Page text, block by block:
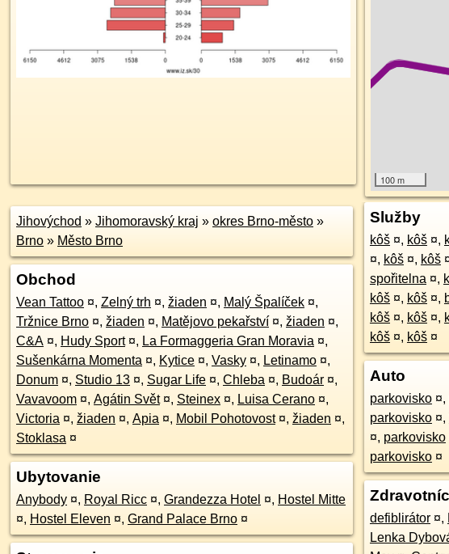
100 m
Jihovýchod » Jihomoravský kraj » okres Brno-město »
Brno » Město Brno
Obchod
Vean Tattoo ¤, Zelný trh ¤, žiaden ¤, Malý Špalíček ¤,
Tržnice Brno ¤, žiaden ¤, Matějovo pekařství ¤, žiaden ¤,
C&A ¤, Hudy Sport ¤, La Formaggeria Gran Moravia ¤,
Sušenkárna Momenta ¤, Kytice ¤, Vasky ¤, Letinamo ¤,
Donum ¤, Studio 13 ¤, Sugar Life ¤, Chleba ¤, Budoár ¤,
Vavavoom ¤, Agátin Svět ¤, Steinex ¤, Luisa Cerano ¤,
Victoria ¤, žiaden ¤, Apia ¤, Mobil Pohotovost ¤, žiaden ¤,
Stoklasa ¤
Ubytovanie
Anybody ¤, Royal Ricc ¤, Grandezza Hotel ¤, Hostel Mitte
¤, Hostel Eleven ¤, Grand Palace Brno ¤
Služby
kôš ¤, kôš ¤,
¤, kôš ¤, kôš
spořitelna ¤,
kôš ¤, kôš ¤,
kôš ¤, kôš ¤,
kôš ¤, kôš ¤
Auto
parkovisko ¤,
parkovisko ¤,
¤, parkovisko
parkovisko ¤
defiblirátor ¤,
Lenka